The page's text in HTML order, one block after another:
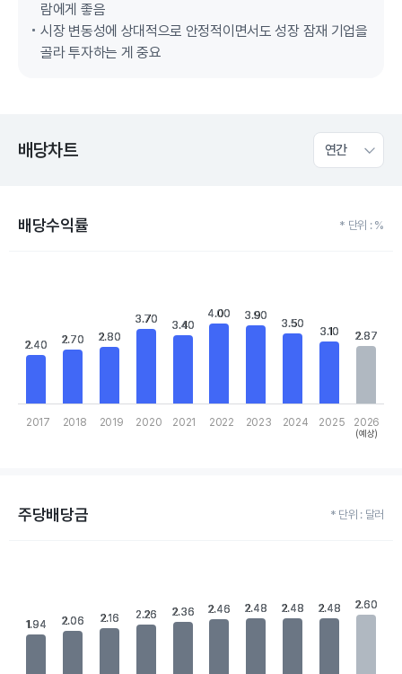
람에게 좋음
시장 변동성에 상대적으로 안정적이면서도 성장 잠재 기업을
골라 투자하는 게 중요
배당차트 연간
배당수익률 * 단위 : %
The chart has 1 X axis displaying categories.
The chart has 1 Y axis displaying values. Data ranges from 2.4
2.40
2.40 2.70
2.70 2.80
2.80
3.70
3.70 3.40
3.40
4.00
4.00 3.90
3.90
3.50
3.50
3.10
3.10 2.87
2.87
2017 2018 2019 2020 2021 2022 2023 2024 2025 2026
(예상)
주당배당금 * 단위 : 달러
The chart has 1 X axis displaying categories.
The chart has 1 Y axis displaying values. Data ranges from 1.94
1.94
1.94 2.06
2.06 2.16
2.16 2.26
2.26 2.36
2.36 2.46
2.46 2.48
2.48 2.48
2.48 2.48
2.48 2.60
2.60